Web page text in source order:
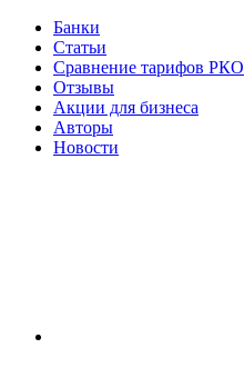
Банки
Статьи
Сравнение тарифов РКО
Отзывы
Акции для бизнеса
Авторы
Новости